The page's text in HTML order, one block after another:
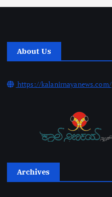
About Us
https://kalanirnayanews.com/
Archives